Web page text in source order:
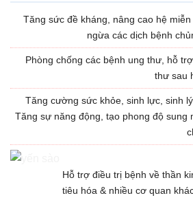
Tăng sức đề kháng, nâng cao hệ
ngừa các dịch bệnh
Phòng chống các bệnh ung thư, hỗ
thư sau
Tăng cường sức khỏe, sinh lực, sinh lý
Tăng sự năng động, tạo phong độ sung
Hỗ trợ điều trị bệnh về thần
tiêu hóa & nhiều cơ quan